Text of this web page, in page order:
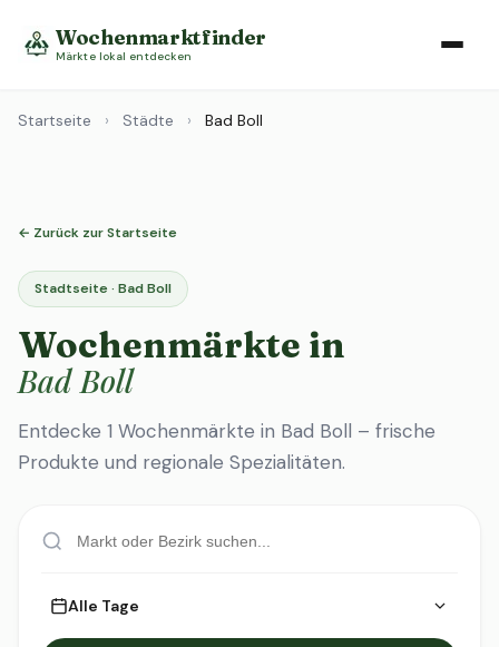
Wochenmarktfinder
Märkte lokal entdecken
Startseite › Städte › Bad Boll
← Zurück zur Startseite
Stadtseite · Bad Boll
Wochenmärkte in
Bad Boll
Entdecke 1 Wochenmärkte in Bad Boll – frische
Produkte und regionale Spezialitäten.
Alle Tage